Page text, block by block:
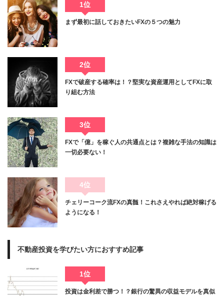
1位
まず最初に話しておきたいFXの５つの魅力
2位
FXで破産する確率は！？堅実な資産運用としてFXに取
り組む方法
3位
FXで「億」を稼ぐ人の共通点とは？複雑な手法の知識は
一切必要ない！
4位
チェリーコーク流FXの真髄！これさえやれば絶対稼げる
ようになる！
不動産投資を学びたい方におすすめ記事
1位
投資は金利差で勝つ！？銀行の驚異の収益モデルを真似